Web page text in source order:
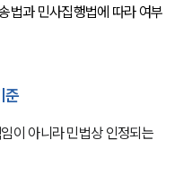
법과 민사집행법에 따라 여부
준
이 아니라 민법상 인정되는